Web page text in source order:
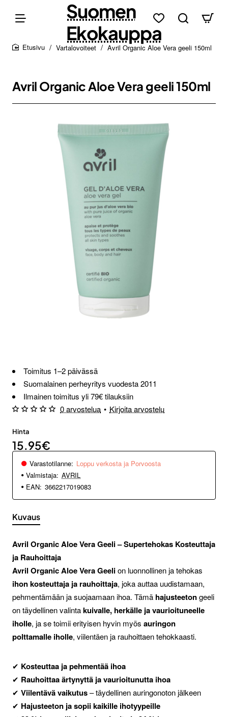
Suomen
Ekokauppa
Vartalovoiteet Avril Organic Aloe Vera geeli 150ml
Avril Organic Aloe Vera geeli 150ml
Toimitus 1–2 päivässä
Suomalainen perheyritys vuodesta 2011
Ilmainen toimitus yli 79€ tilauksiin
0 arvostelua • Kirjoita arvostelu
Hinta
15.95€
Varastotilanne: Loppu verkosta ja Porvoosta
Valmistaja: AVRIL
EAN: 3662217019083
Kuvaus
Avril Organic Aloe Vera Geeli – Supertehokas Kosteuttaja
ja Rauhoittaja
Avril Organic Aloe Vera Geelion luonnollinen ja tehokas
ihon kosteuttaja ja rauhoittaja, joka auttaa uudistamaan,
pehmentämään ja suojaamaan ihoa. Tämä hajusteetongeeli
on täydellinen valintakuivalle, herkälle ja vaurioituneelle
iholle, ja se toimii erityisen hyvin myös auringon
polttamalle iholle, viilentäen ja rauhoittaen tehokkaasti.
✔ Kosteuttaa ja pehmentää ihoa
✔ Rauhoittaa ärtynyttä ja vaurioitunutta ihoa
✔ Viilentävä vaikutus– täydellinen auringonoton jälkeen
✔ Hajusteeton ja sopii kaikille ihotyypeille